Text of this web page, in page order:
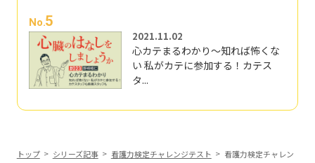
No.5
2021.11.02
心カテまるわかり～知れば怖くな
い 私がカテに参加する！カテス
タ...
トップ シリーズ記事 看護力検定チャレンジテスト
看護力検定チャレン